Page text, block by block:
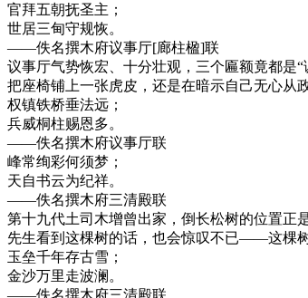
官拜五朝抚圣主；
世居三甸守规恢。
——佚名撰木府议事厅[廊柱楹]联
议事厅气势恢宏、十分壮观，三个匾额竟都是
把座椅铺上一张虎皮，还是在暗示自己无心从
权镇铁桥垂法远；
兵威桐柱赐恩多。
——佚名撰木府议事厅联
峰常绚彩何须梦；
天自书云为纪祥。
——佚名撰木府三清殿联
第十九代土司木增曾出家，倒长松树的位置正
先生看到这棵树的话，也会惊叹不已——这棵
玉垒千年存古雪；
金沙万里走波澜。
——佚名撰木府三清殿联